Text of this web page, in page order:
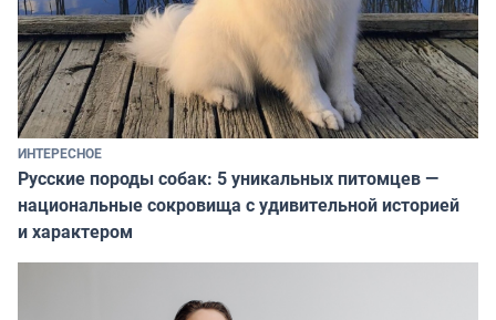
ИНТЕРЕСНОЕ
Русские породы собак: 5 уникальных питомцев —
национальные сокровища с удивительной историей
и характером